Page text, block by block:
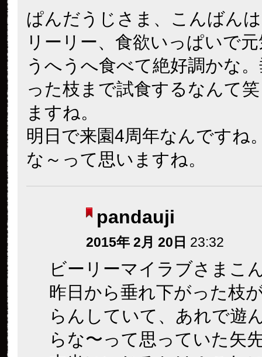
ぱんだうじさま、こんばん
リーリー、食欲いっぱいで
うへうへ食べて絶好調かな
った枝まで試食するなんて
ますね。
明日で来園4周年なんですね
な～って思いますね。
pandauji
2015年 2月 20日 23:32
ビーリーマイラブさまこ
昨日から垂れ下がった枝
らんしていて、あれで遊
らな〜って思っていた矢